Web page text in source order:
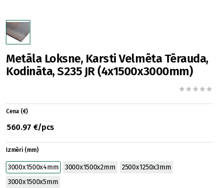
Metāla Loksne, Karsti Velmēta Tērauda,
Kodināta, S235 JR (4x1500x3000mm)
Cena (€)
560.97 €/pcs
Izmēri (mm)
3000x1500x4mm 3000x1500x2mm
2500x1250x3mm
3000x1500x5mm